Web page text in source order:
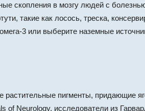
скопления в мозгу людей с
такие как лосось, треска,
3 или выберите наземные
пигменты, придающие
of Neurology, исследователи из